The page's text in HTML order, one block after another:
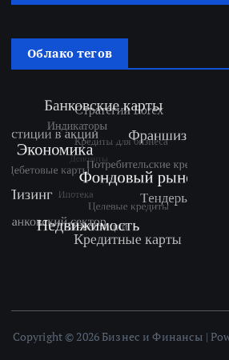
Облако тегов
Copyright © 2026 Бизнес и Финансы |